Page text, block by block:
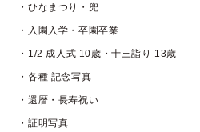
・ひなまつり・兜
・入園入学・卒園卒業
・1/2 成人式 10歳・十三詣り 13歳
・各種 記念写真
・還暦・長寿祝い
・証明写真